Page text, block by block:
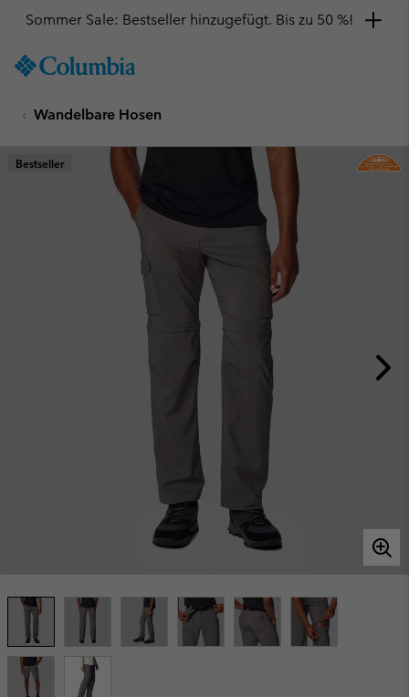
TO
SKIP
MAIN
NAV
Sommer Sale: Bestseller hinzugefügt. Bis zu 50 %!
Wandelbare Hosen
Bestseller